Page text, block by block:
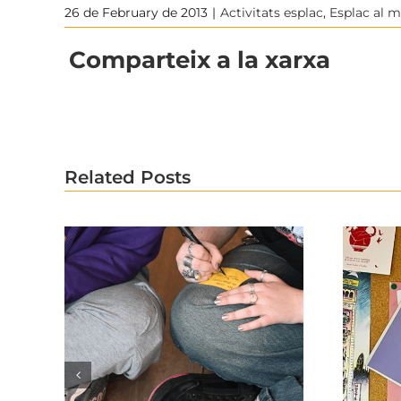
26 de February de 2013 | Activitats esplac, Esplac al
Comparteix a la xarxa
Related Posts